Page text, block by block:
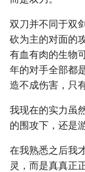
双刀并不同于双
砍为主的对面的
有血有肉的生物
年的对手全部都
造不成伤害，只
我现在的实力虽
的围攻下，还是
在我熟悉之后我
灵，而是真真正